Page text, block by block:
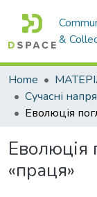
&
Home
Еволюція
«праця»